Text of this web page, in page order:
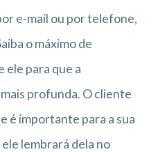
e-mail ou por telefone,
o máximo de
ele para que a
profunda. O cliente
é importante para a sua
lembrará dela no